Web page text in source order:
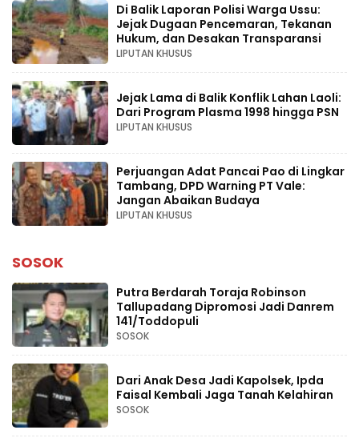
Di Balik Laporan Polisi Warga Ussu:
Jejak Dugaan Pencemaran, Tekanan
Hukum, dan Desakan Transparansi
LIPUTAN KHUSUS
Jejak Lama di Balik Konflik Lahan Laoli:
Dari Program Plasma 1998 hingga PSN
LIPUTAN KHUSUS
Perjuangan Adat Pancai Pao di Lingkar
Tambang, DPD Warning PT Vale:
Jangan Abaikan Budaya
LIPUTAN KHUSUS
SOSOK
Putra Berdarah Toraja Robinson
Tallupadang Dipromosi Jadi Danrem
141/Toddopuli
SOSOK
Dari Anak Desa Jadi Kapolsek, Ipda
Faisal Kembali Jaga Tanah Kelahiran
SOSOK